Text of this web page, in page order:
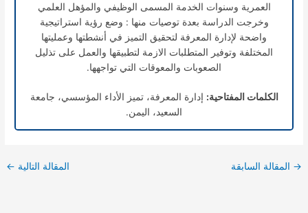
العمرية وسنوات الخدمة المسمى الوظيفي والمؤهل العلمي
وخرجت الدراسة بعدة توصيات منها : وضع رؤية استراتيجية
واضحة لإدارة المعرفة لتحقيق التميز في أنشطتها وعمليتها
المختلفة وتوفير المتطلبات الازمة لتطبيقها والعمل على تذليل
الصعوبات والمعوقات التي تواجهها.
الكلمات المفتاحية: إدارة المعرفة، تميز الأداء المؤسسي، جامعة
السعيد، اليمن.
→ المقالة السابقة المقالة التالية ←